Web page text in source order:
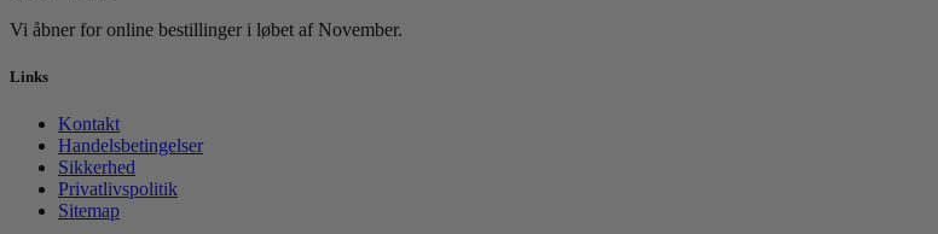
Vi åbner for online bestillinger i løbet af November.
Links
Kontakt
Handelsbetingelser
Sikkerhed
Privatlivspolitik
Sitemap